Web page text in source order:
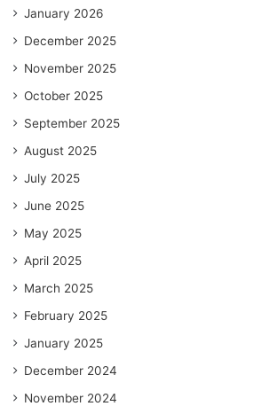
January 2026
December 2025
November 2025
October 2025
September 2025
August 2025
July 2025
June 2025
May 2025
April 2025
March 2025
February 2025
January 2025
December 2024
November 2024